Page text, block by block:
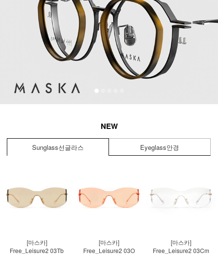
NEW
Sunglass선글라스 Eyeglass안경
[마스카]
Free_Leisure2 03Tb
[마스카]
Free_Leisure2 03O
[마스카]
Free_Leisure2 03Cm